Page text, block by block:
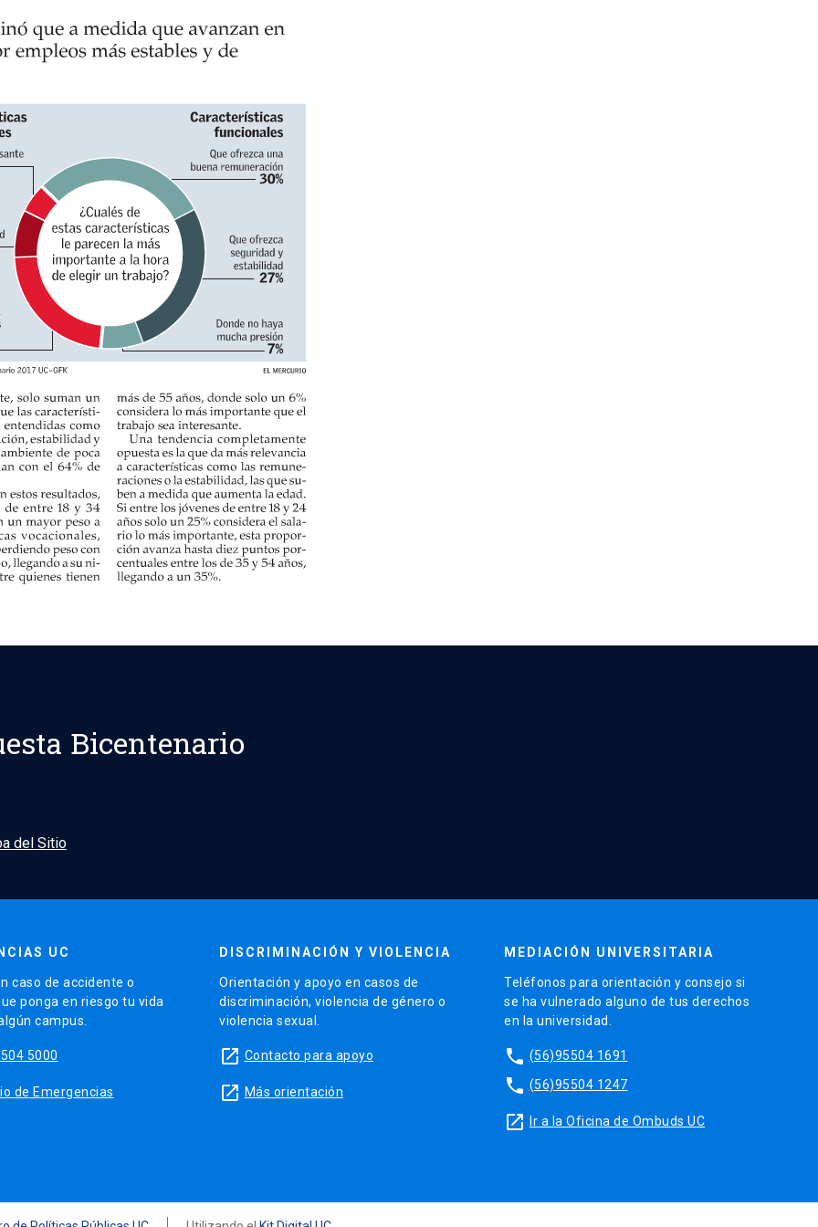
Bicentenario
del Sitio
UC
caso de accidente o
ponga en riesgo tu vida
campus.
5000
de Emergencias
DISCRIMINACIÓN Y VIOLENCIA
Orientación y apoyo en casos de
discriminación, violencia de género o
violencia sexual.
launch Contacto para apoyo
launch Más orientación
MEDIACIÓN UNIVERSITARIA
Teléfonos para orientación y consejo si
se ha vulnerado alguno de tus derechos
en la universidad.
phone (56)95504 1691
phone (56)95504 1247
launch Ir a la Oficina de Ombuds UC